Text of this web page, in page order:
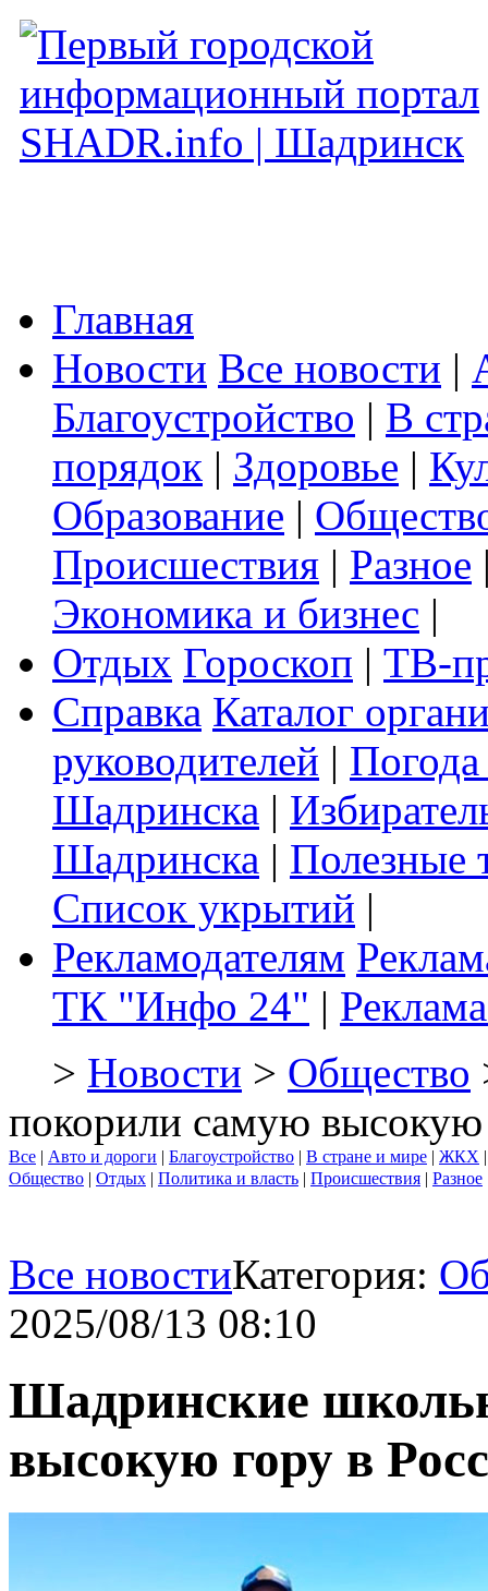
Главная
Новости Все новости |
Благоустройство | В
порядок | Здоровье |
Образование |
Происшествия | Разное
Экономика и бизнес |
Отдых Гороскоп | ТВ-
Справка Каталог
руководителей |
Шадринска |
Шадринска | Полезные
Список укрытий |
Рекламодателям
ТК "Инфо 24" |
> Новости > Общество
покорили самую
Все | Авто и дороги | Благоустройство | В стране и мире | ЖКХ
Общество | Отдых | Политика и власть | Происшествия | Разное
Все новостиКатегория:
2025/08/13 08:10
Шадринские
высокую гору в